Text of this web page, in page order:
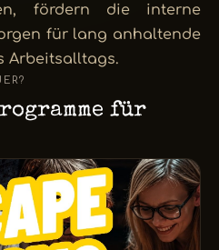
fördern die interne
für lang anhaltende
Arbeitsalltags.
für